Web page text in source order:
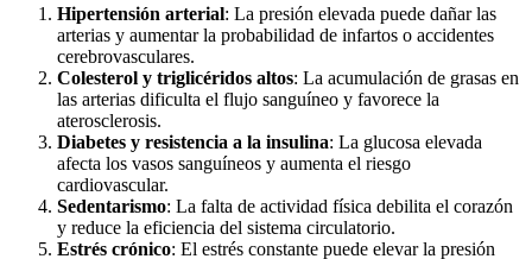
Hipertensión arterial: La presión elevada puede dañar las
arterias y aumentar la probabilidad de infartos o accidentes
cerebrovasculares.
Colesterol y triglicéridos altos: La acumulación de grasas en
las arterias dificulta el flujo sanguíneo y favorece la
aterosclerosis.
Diabetes y resistencia a la insulina: La glucosa elevada
afecta los vasos sanguíneos y aumenta el riesgo
cardiovascular.
Sedentarismo: La falta de actividad física debilita el corazón
y reduce la eficiencia del sistema circulatorio.
Estrés crónico: El estrés constante puede elevar la presión